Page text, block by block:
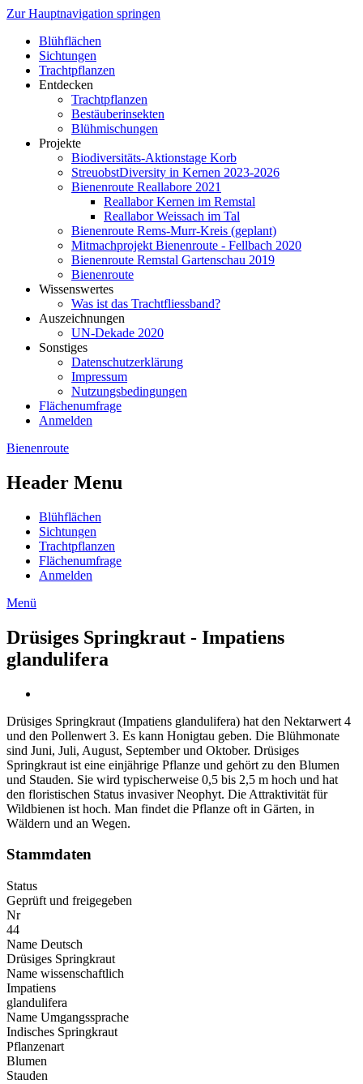
Zur Hauptnavigation springen
Blühflächen
Sichtungen
Trachtpflanzen
Entdecken
Trachtpflanzen
Bestäuberinsekten
Blühmischungen
Projekte
Biodiversitäts-Aktionstage Korb
StreuobstDiversity in Kernen 2023-2026
Bienenroute Reallabore 2021
Reallabor Kernen im Remstal
Reallabor Weissach im Tal
Bienenroute Rems-Murr-Kreis (geplant)
Mitmachprojekt Bienenroute - Fellbach 2020
Bienenroute Remstal Gartenschau 2019
Bienenroute
Wissenswertes
Was ist das Trachtfliessband?
Auszeichnungen
UN-Dekade 2020
Sonstiges
Datenschutzerklärung
Impressum
Nutzungsbedingungen
Flächenumfrage
Anmelden
Bienenroute
Header Menu
Blühflächen
Sichtungen
Trachtpflanzen
Flächenumfrage
Anmelden
Menü
Drüsiges Springkraut - Impatiens
glandulifera
Drüsiges Springkraut (Impatiens glandulifera) hat den Nektarwert 4
und den Pollenwert 3. Es kann Honigtau geben. Die Blühmonate
sind Juni, Juli, August, September und Oktober. Drüsiges
Springkraut ist eine einjährige Pflanze und gehört zu den Blumen
und Stauden. Sie wird typischerweise 0,5 bis 2,5 m hoch und hat
den floristischen Status invasiver Neophyt. Die Attraktivität für
Wildbienen ist hoch. Man findet die Pflanze oft in Gärten, in
Wäldern und an Wegen.
Stammdaten
Status
Geprüft und freigegeben
Nr
44
Name Deutsch
Drüsiges Springkraut
Name wissenschaftlich
Impatiens
glandulifera
Name Umgangssprache
Indisches Springkraut
Pflanzenart
Blumen
Stauden